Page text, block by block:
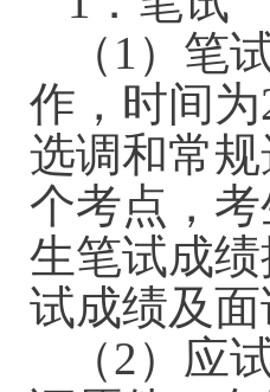
（1）笔
作，时间
选调和常
个考点，
生笔试成
试成绩及
（2）应